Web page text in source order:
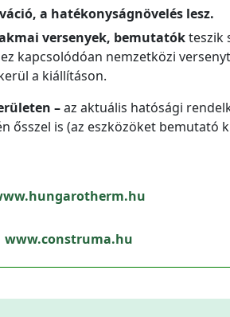
a hatékonyságnövelés lesz.
versenyek, bemutatókteszik
kapcsolódóan nemzetközi
a kiállításon.
–az aktuális hatósági
ősszel is (az eszközöket bemutató
www.construma.hu